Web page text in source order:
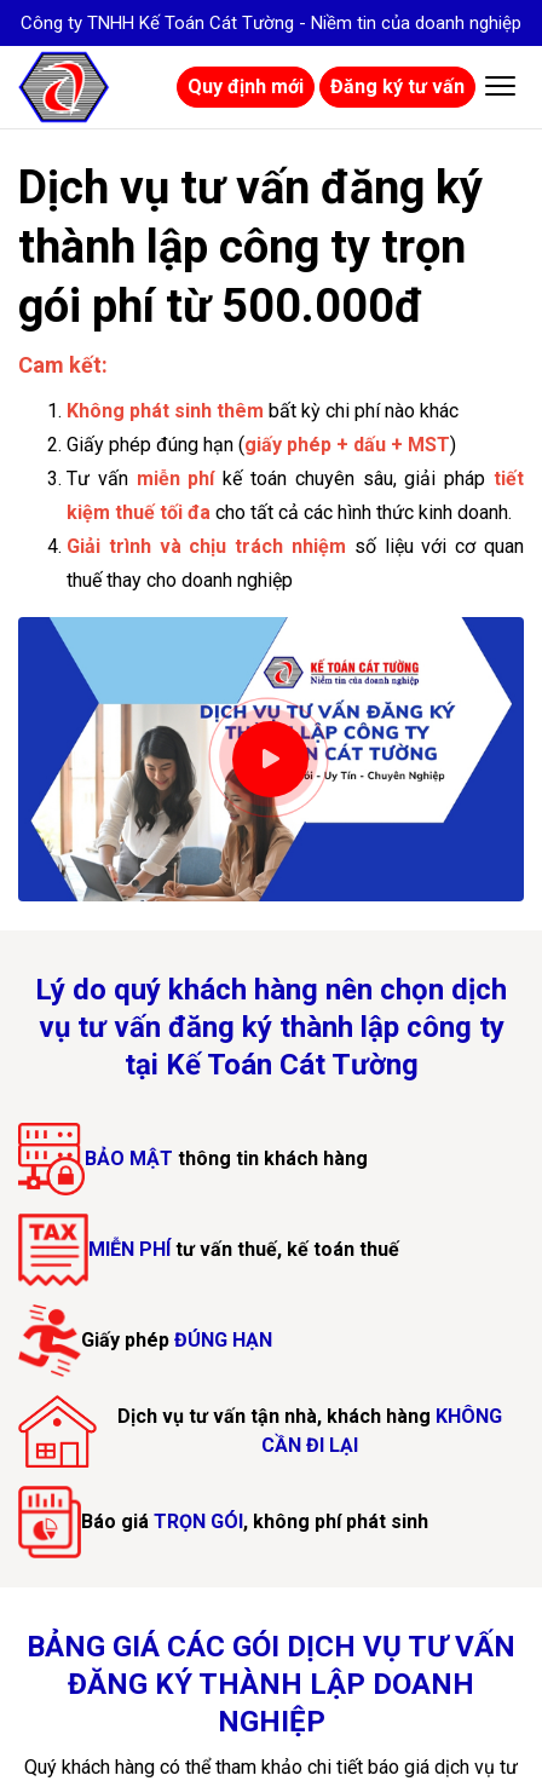
Công ty TNHH Kế Toán Cát Tường - Niềm tin của doanh nghiệp
Quy định mới Đăng ký tư vấn
Dịch vụ tư vấn đăng ký
thành lập công ty trọn
gói phí từ 500.000đ
Cam kết:
Không phát sinh thêm bất kỳ chi phí nào khác
Giấy phép đúng hạn (giấy phép + dấu + MST)
Tư vấn miễn phíkế toán chuyên sâu, giải pháptiết
kiệm thuế tối đa cho tất cả các hình thức kinh doanh.
Giải trình và chịu trách nhiệm số liệu với cơ quan
thuế thay cho doanh nghiệp
Lý do quý khách hàng nên chọn dịch
vụ tư vấn đăng ký thành lập công ty
tại Kế Toán Cát Tường
BẢO MẬT thông tin khách hàng
MIỄN PHÍ tư vấn thuế, kế toán thuế
Giấy phép ĐÚNG HẠN
Dịch vụ tư vấn tận nhà, khách hàng KHÔNG
CẦN ĐI LẠI
Báo giáTRỌN GÓI, không phí phát sinh
BẢNG GIÁ CÁC GÓI DỊCH VỤ TƯ VẤN
ĐĂNG KÝ THÀNH LẬP DOANH
NGHIỆP
Quý khách hàng có thể tham khảo chi tiết báo giá dịch vụ tư